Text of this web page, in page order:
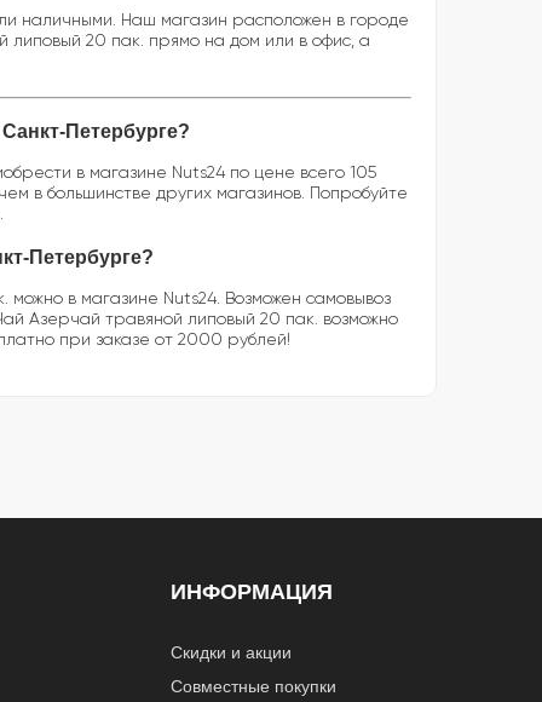
наличными. Наш магазин расположен в городе
20 пак. прямо на дом или в офис, а
Петербурге?
в магазине Nuts24 по цене всего 105
в большинстве других магазинов. Попробуйте
Петербурге?
в магазине Nuts24. Возможен самовывоз
Азерчай травяной липовый 20 пак. возможно
при заказе от 2000 рублей!
ИНФОРМАЦИЯ
Скидки и акции
Совместные покупки